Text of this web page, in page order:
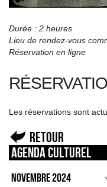
Durée : 2 heures
Lieu de rendez-vous
Réservation en ligne
Les réservations sont
Retour
Agenda culturel